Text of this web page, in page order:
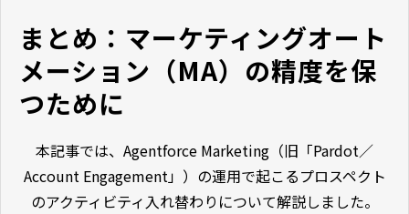
まとめ：マーケティングオート
メーション（MA）の精度を保
つために
本記事では、Agentforce Marketing（旧「Pardot／
Account Engagement」）の運用で起こるプロスペクト
のアクティビティ入れ替わりについて解説しました。